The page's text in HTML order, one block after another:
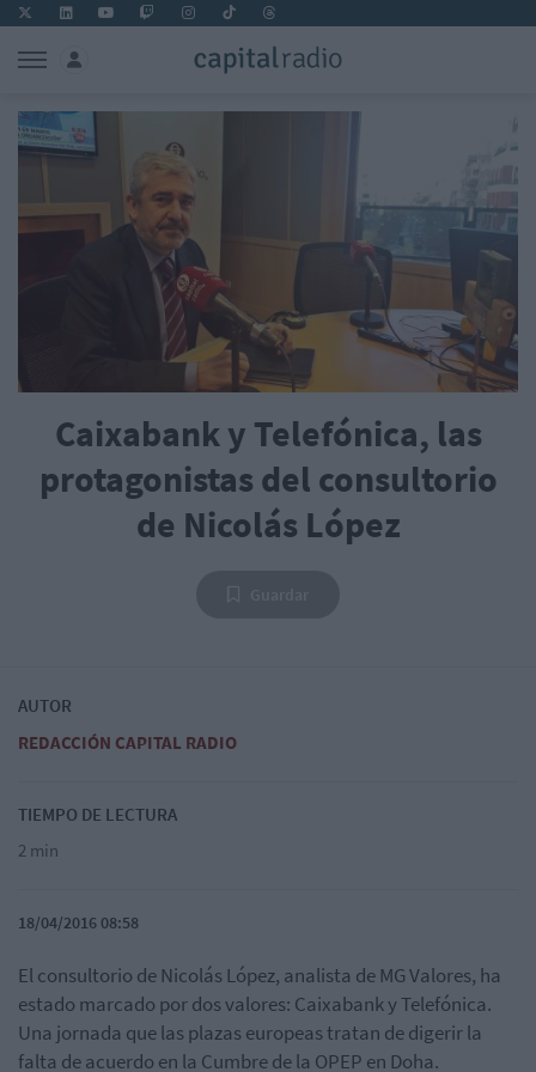
Caixabank y Telefónica, las
protagonistas del consultorio
de Nicolás López
AUTOR
REDACCIÓN CAPITAL RADIO
TIEMPO DE LECTURA
2 min
18/04/2016 08:58
El consultorio de Nicolás López, analista de MG Valores, ha
estado marcado por dos valores: Caixabank y Telefónica.
Una jornada que las plazas europeas tratan de digerir la
falta de acuerdo en la Cumbre de la OPEP en Doha.